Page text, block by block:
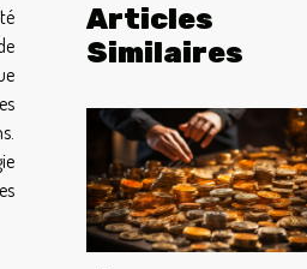
Articles
Similaires